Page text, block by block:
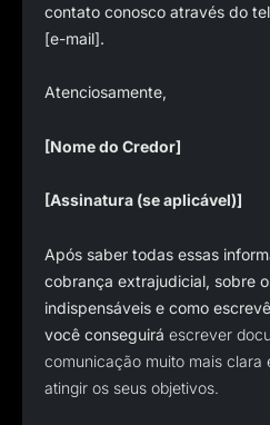
contato conosco através do
[e-mail].
Atenciosamente,
[Nome do Credor]
[Assinatura (se aplicável)]
Após saber todas essas
cobrança extrajudicial, sobre
indispensáveis e como
você conseguirá escrever
comunicação muito mais clara
atingir os seus objetivos.